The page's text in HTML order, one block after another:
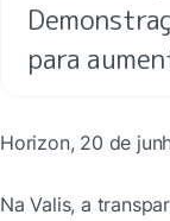
para
Horizon, 20 de
Na Valis, a